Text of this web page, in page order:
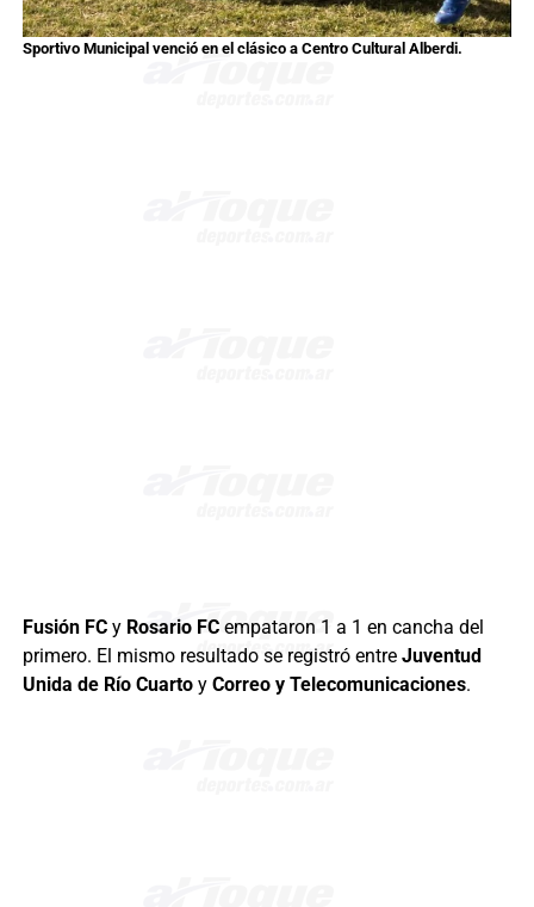
Sportivo Municipal venció en el clásico a Centro Cultural Alberdi.
Fusión FCy Rosario FCempataron 1 a 1 en cancha del
primero. El mismo resultado se registró entre Juventud
Unida de Río CuartoyCorreo y Telecomunicaciones.